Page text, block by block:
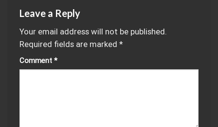
Leave a Reply
Your email address will not be published.
Required fields are marked *
Comment *